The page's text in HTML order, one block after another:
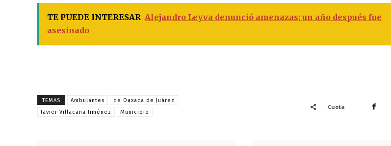
TE PUEDE INTERESAR Alejandro Leyva denunció amenazas; un año después fue
asesinado
TEMAS Ambulantes
de Oaxaca de Juárez
Javier Villacaña Jiménez
Municipio
Cuota